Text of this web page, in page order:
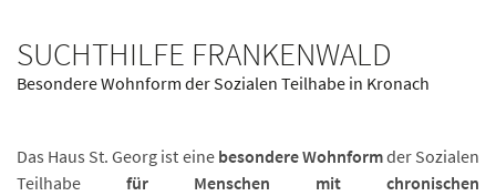
SUCHTHILFE FRANKENWALD
Besondere Wohnform der Sozialen Teilhabe in Kronach
Das Haus St. Georg ist einebesondere Wohnformder Sozialen
Teilhabe für Menschen mit chronischen